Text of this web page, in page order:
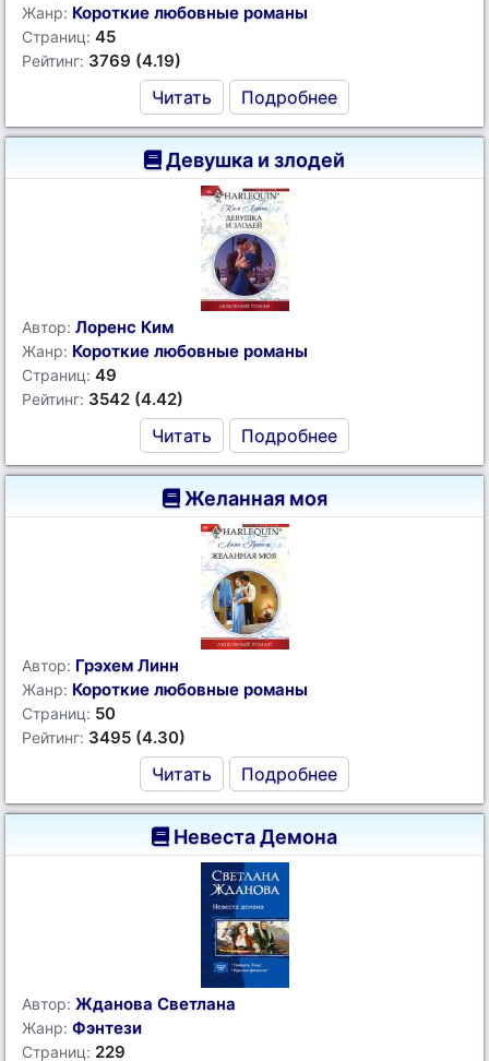
Жанр: Короткие любовные романы
Страниц: 45
Рейтинг: 3769 (4.19)
Читать Подробнее
Девушка и злодей
Автор: Лоренс Ким
Жанр: Короткие любовные романы
Страниц: 49
Рейтинг: 3542 (4.42)
Читать Подробнее
Желанная моя
Автор: Грэхем Линн
Жанр: Короткие любовные романы
Страниц: 50
Рейтинг: 3495 (4.30)
Читать Подробнее
Невеста Демона
Автор: Жданова Светлана
Жанр: Фэнтези
Страниц: 229